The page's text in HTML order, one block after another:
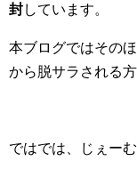
封しています。
本ブログではその
から脱サラされる
ではでは、じぇーむ